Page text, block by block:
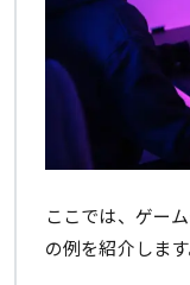
ここでは、ゲー
の例を紹介します